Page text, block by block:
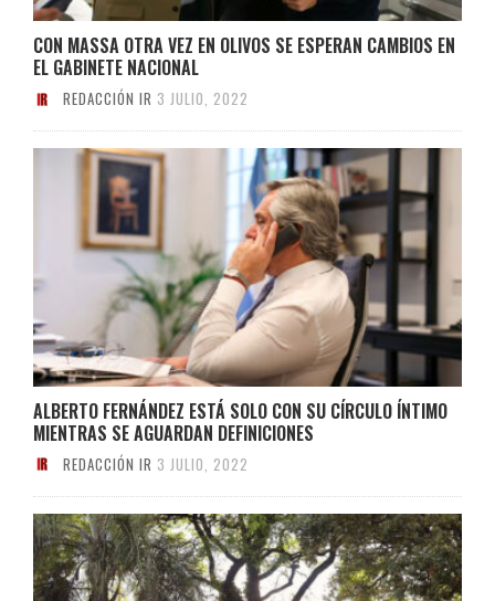
CON MASSA OTRA VEZ EN OLIVOS SE ESPERAN CAMBIOS EN
EL GABINETE NACIONAL
REDACCIÓN IR 3 JULIO, 2022
ALBERTO FERNÁNDEZ ESTÁ SOLO CON SU CÍRCULO ÍNTIMO
MIENTRAS SE AGUARDAN DEFINICIONES
REDACCIÓN IR 3 JULIO, 2022